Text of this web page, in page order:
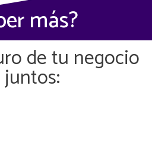
más?
de tu negocio